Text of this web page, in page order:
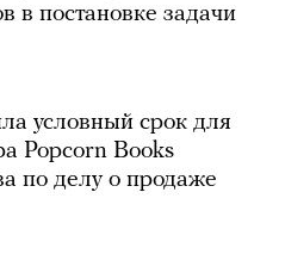
в постановке задачи
условный срок для
Popcorn Books
по делу о продаже